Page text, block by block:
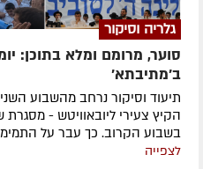
גלריה וסיקור
סוער, מרומם ומלא בתוכן:
ב'מתיבתא'
תיעוד וסיקור נרחב מהשבוע
הקיץ צעירי ליובאוויטש -
בשבוע הקרוב. כך עבר על
לצפייה